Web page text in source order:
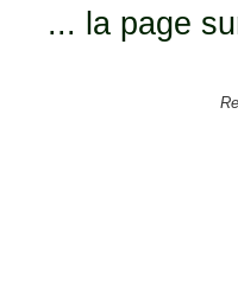
... la page